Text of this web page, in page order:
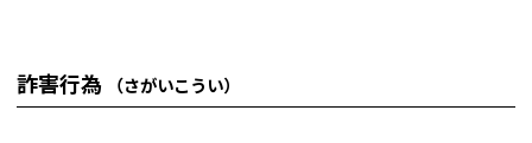
詐害行為 （さがいこうい）